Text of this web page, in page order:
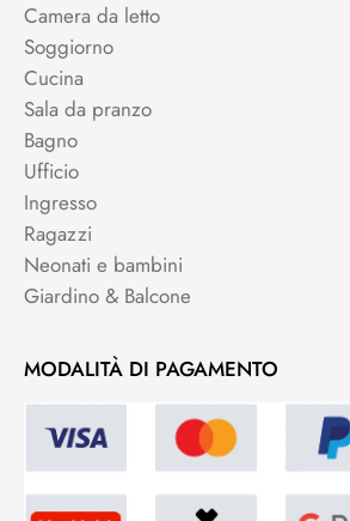
Camera da letto
Soggiorno
Cucina
Sala da pranzo
Bagno
Ufficio
Ingresso
Ragazzi
Neonati e bambini
Giardino & Balcone
MODALITÀ DI PAGAMENTO